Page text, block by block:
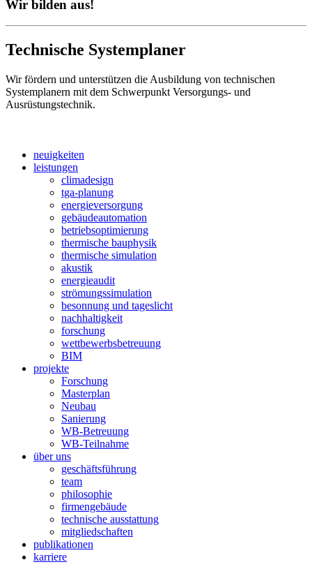
Wir bilden aus!
Technische Systemplaner
Wir fördern und unterstützen die Ausbildung von technischen
Systemplanern mit dem Schwerpunkt Versorgungs- und
Ausrüstungstechnik.
neuigkeiten
leistungen
climadesign
tga-planung
energieversorgung
gebäudeautomation
betriebsoptimierung
thermische bauphysik
thermische simulation
akustik
energieaudit
strömungssimulation
besonnung und tageslicht
nachhaltigkeit
forschung
wettbewerbsbetreuung
BIM
projekte
Forschung
Masterplan
Neubau
Sanierung
WB-Betreuung
WB-Teilnahme
über uns
geschäftsführung
team
philosophie
firmengebäude
technische ausstattung
mitgliedschaften
publikationen
karriere